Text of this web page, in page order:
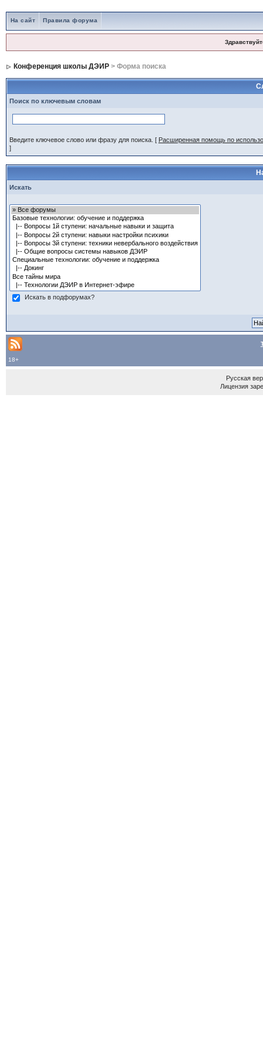
На сайт Правила форума
Конференция школы ДЭИР> Форма поиска
Поиск по ключевым словам
Введите ключевое слово или фразу для поиска. [ Расширенная помощь по
]
Искать
Искать в подфорумах?
18+
Русская
Лицензия